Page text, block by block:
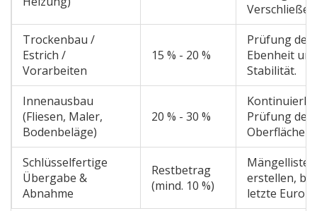
Trockenbau /
Estrich /
Vorarbeiten
15 % - 20 %
Prüfung der
Ebenheit und
Stabilität.
Innenausbau
(Fliesen, Maler,
Bodenbeläge)
20 % - 30 %
Prüfung der
Schlüsselfertige
Übergabe &
Abnahme
Restbetrag
(mind. 10 %)
Mängelliste
erstellen,
letzte Euro